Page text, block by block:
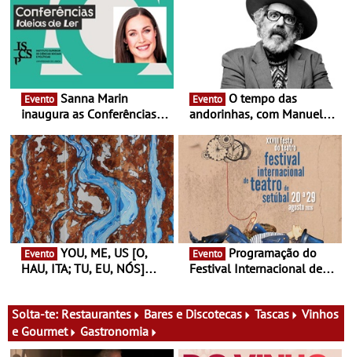
Evento
inaugura as Conferências
Antiga primeira-ministra da
Finlândia é a convidada da
primeira edição do novo
ciclo de debates dedicado
aos grandes temas do
nosso tempo
Evento
andorinhas, com Manuel
Atum - Concerto
performance na MAAT
Gallery a 3 de Setembro,
19:30
Evento
HAU, ITA; TU, EU, NÓS]
13 de Dezembro
Evento
Festival Internacional de
29 de Agosto
Solta-te: Restaurantes Bares e Discotecas Tascas
Vinhos
e Gourmet
Gastronomia